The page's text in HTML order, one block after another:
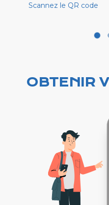
Scannez le QR code
OBTENIR